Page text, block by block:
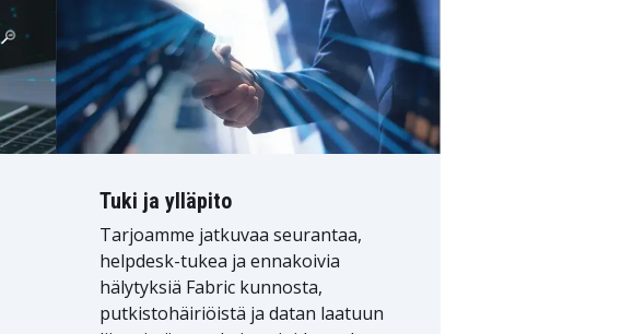
Tuki ja ylläpito
Tarjoamme jatkuvaa seurantaa,
helpdesk-tukea ja ennakoivia
hälytyksiä Fabric kunnosta,
putkistohäiriöistä ja datan laatuun